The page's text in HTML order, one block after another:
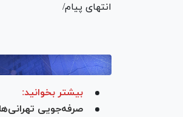
انتهای پیام/
بیشتر بخوانید:
صرفه‌جویی